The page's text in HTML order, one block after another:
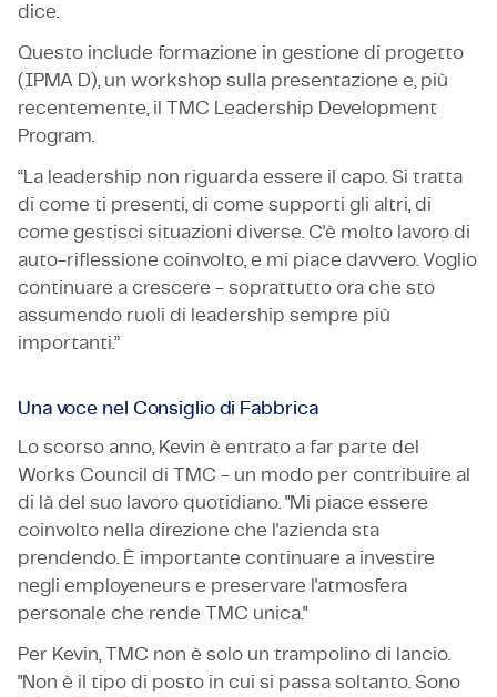
dice.
Questo include formazione in gestione di progetto
(IPMA D), un workshop sulla presentazione e, più
recentemente, il TMC Leadership Development
Program.
“La leadership non riguarda essere il capo. Si tratta
di come ti presenti, di come supporti gli altri, di
come gestisci situazioni diverse. C'è molto lavoro di
auto-riflessione coinvolto, e mi piace davvero. Voglio
continuare a crescere - soprattutto ora che sto
assumendo ruoli di leadership sempre più
importanti.”
Una voce nel Consiglio di Fabbrica
Lo scorso anno, Kevin è entrato a far parte del
Works Council di TMC - un modo per contribuire al
di là del suo lavoro quotidiano. "Mi piace essere
coinvolto nella direzione che l'azienda sta
prendendo. È importante continuare a investire
negli employeneurs e preservare l'atmosfera
personale che rende TMC unica."
Per Kevin, TMC non è solo un trampolino di lancio.
"Non è il tipo di posto in cui si passa soltanto. Sono